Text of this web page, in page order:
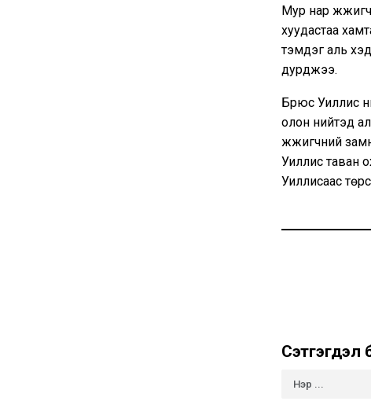
Мур нар
хуудастаа
тэмдэг аль
дурджээ.
Брюс Уиллис
олон нийтэд
жүжигчний
Уиллис таван
Уиллисаас
Сэтгэгдэл